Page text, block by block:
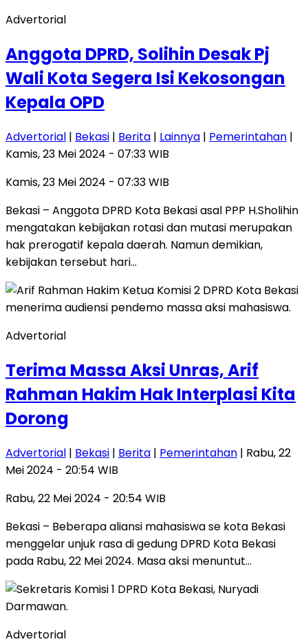
Advertorial
Anggota DPRD, Solihin Desak Pj
Wali Kota Segera Isi Kekosongan
Kepala OPD
Advertorial | Bekasi | Berita | Lainnya | Pemerintahan |
Kamis, 23 Mei 2024 - 07:33 WIB
Kamis, 23 Mei 2024 - 07:33 WIB
Bekasi – Anggota DPRD Kota Bekasi asal PPP H.Sholihin
mengatakan kebijakan rotasi dan mutasi merupakan
hak prerogatif kepala daerah. Namun demikian,
kebijakan tersebut hari…
Advertorial
Terima Massa Aksi Unras, Arif
Rahman Hakim Hak Interplasi Kita
Dorong
Advertorial | Bekasi | Berita | Pemerintahan | Rabu, 22
Mei 2024 - 20:54 WIB
Rabu, 22 Mei 2024 - 20:54 WIB
Bekasi – Beberapa aliansi mahasiswa se kota Bekasi
menggelar unjuk rasa di gedung DPRD Kota Bekasi
pada Rabu, 22 Mei 2024. Masa aksi menuntut…
Advertorial